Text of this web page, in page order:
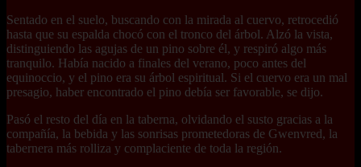
Sentado en el suelo, buscando con la mirada al cuervo, retrocedió
hasta que su espalda chocó con el tronco del árbol. Alzó la vista,
distinguiendo las agujas de un pino sobre él, y respiró algo más
tranquilo. Había nacido a finales del verano, poco antes del
equinoccio, y el pino era su árbol espiritual. Si el cuervo era un mal
presagio, haber encontrado el pino debía ser favorable, se dijo.
Pasó el resto del día en la taberna, olvidando el susto gracias a la
compañía, la bebida y las sonrisas prometedoras de Gwenvred, la
tabernera más rolliza y complaciente de toda la región.